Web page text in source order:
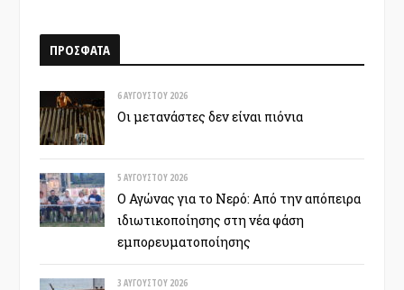
ΠΡΟΣΦΑΤΑ
6 ΑΥΓΟΎΣΤΟΥ 2026
Οι μετανάστες δεν είναι πιόνια
5 ΑΥΓΟΎΣΤΟΥ 2026
Ο Αγώνας για το Νερό: Από την απόπειρα
ιδιωτικοποίησης στη νέα φάση
εμπορευματοποίησης
3 ΑΥΓΟΎΣΤΟΥ 2026